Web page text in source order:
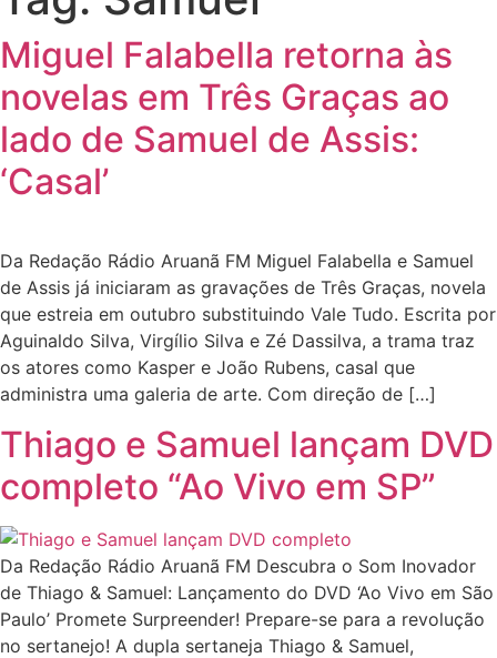
Miguel Falabella retorna às
novelas em Três Graças ao
lado de Samuel de Assis:
‘Casal’
Da Redação Rádio Aruanã FM Miguel Falabella e Samuel
de Assis já iniciaram as gravações de Três Graças, novela
que estreia em outubro substituindo Vale Tudo. Escrita por
Aguinaldo Silva, Virgílio Silva e Zé Dassilva, a trama traz
os atores como Kasper e João Rubens, casal que
administra uma galeria de arte. Com direção de […]
Thiago e Samuel lançam DVD
completo “Ao Vivo em SP”
Da Redação Rádio Aruanã FM Descubra o Som Inovador
de Thiago & Samuel: Lançamento do DVD ‘Ao Vivo em São
Paulo’ Promete Surpreender! Prepare-se para a revolução
no sertanejo! A dupla sertaneja Thiago & Samuel,